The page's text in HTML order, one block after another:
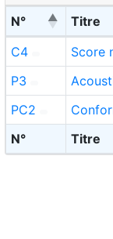
N° Titre
N° Titre
C4
Score
P3
PC2